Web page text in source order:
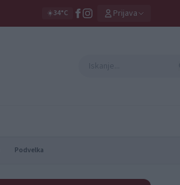
☀️34°C Prijava
Podvelka